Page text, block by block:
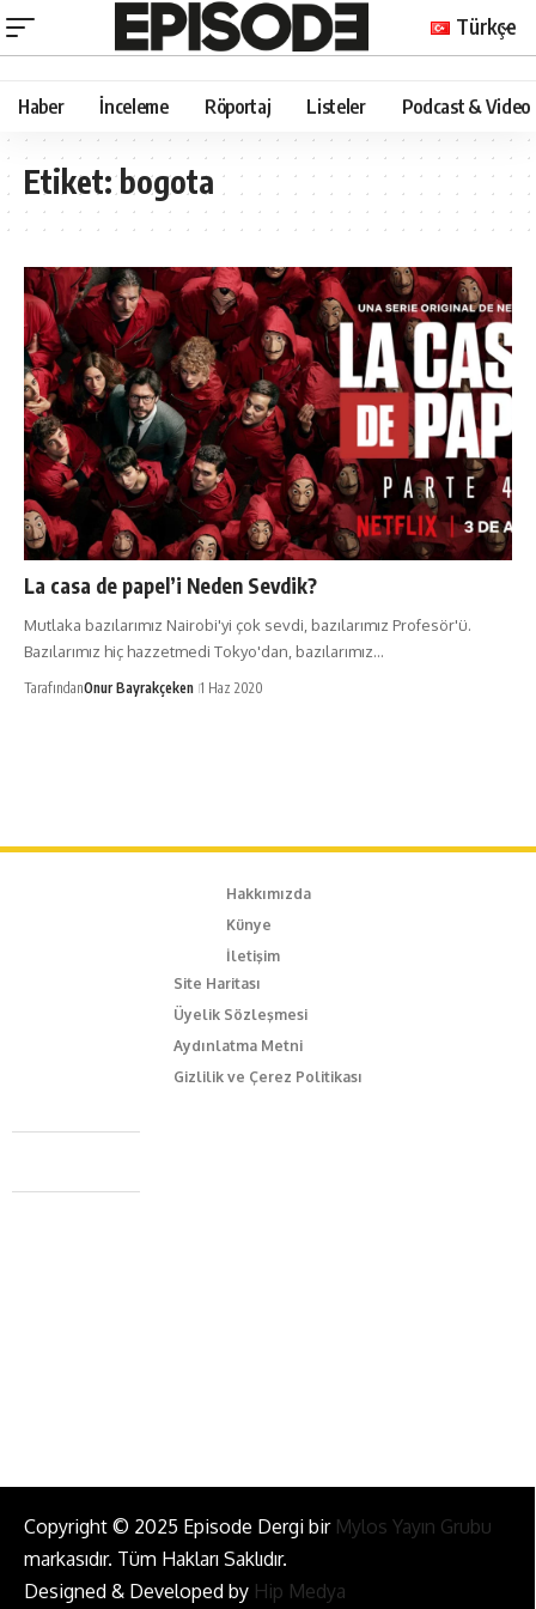
Türkçe
Haber İnceleme Röportaj Listeler Podcast & Video
Etiket:bogota
La casa de papel’i Neden Sevdik?
Mutlaka bazılarımız Nairobi'yi çok sevdi, bazılarımız Profesör'ü.
Bazılarımız hiç hazzetmedi Tokyo'dan, bazılarımız…
TarafındanOnur Bayrakçeken 1 Haz 2020
Hakkımızda
Künye
İletişim
Site Haritası
Üyelik Sözleşmesi
Aydınlatma Metni
Gizlilik ve Çerez Politikası
Caferağa Mah. Dr. Şakir Paşa Sok. No3/A Kadıköy İstanbul
+90 543 345 46 00
Copyright © 2025 Episode Dergi bir Mylos Yayın Grubu
markasıdır. Tüm Hakları Saklıdır.
Designed & Developed by Hip Medya